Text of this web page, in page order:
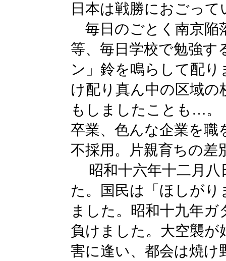
日本は戦勝におごって
毎日のごとく南京陥
等、毎日学校で勉強
ン」鈴を鳴らして配
け配り真ん中の区域の
もしましたことも…
卒業、色んな企業を職
不採用。片親育ちの差
昭和十六年十二月八
た。国民は「ほしが
ました。昭和十九年
負けました。大空襲
害に逢い、都会は焼